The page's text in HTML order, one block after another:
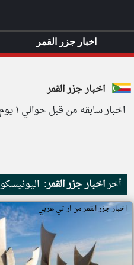
اخبار جزر القمر
اخبار سابقه من قبل حوالي ١ يوم
أخراخبار جزر القمر:
اخبار جزر القمر من ار تي عربي
اخبار جزر القمر